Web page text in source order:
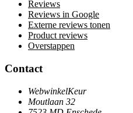
Reviews
Reviews in Google
Externe reviews tonen
Product reviews
Overstappen
Contact
WebwinkelKeur
Moutlaan 32